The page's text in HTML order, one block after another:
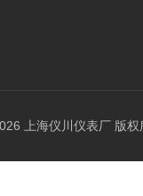
上海仪川仪表厂 版